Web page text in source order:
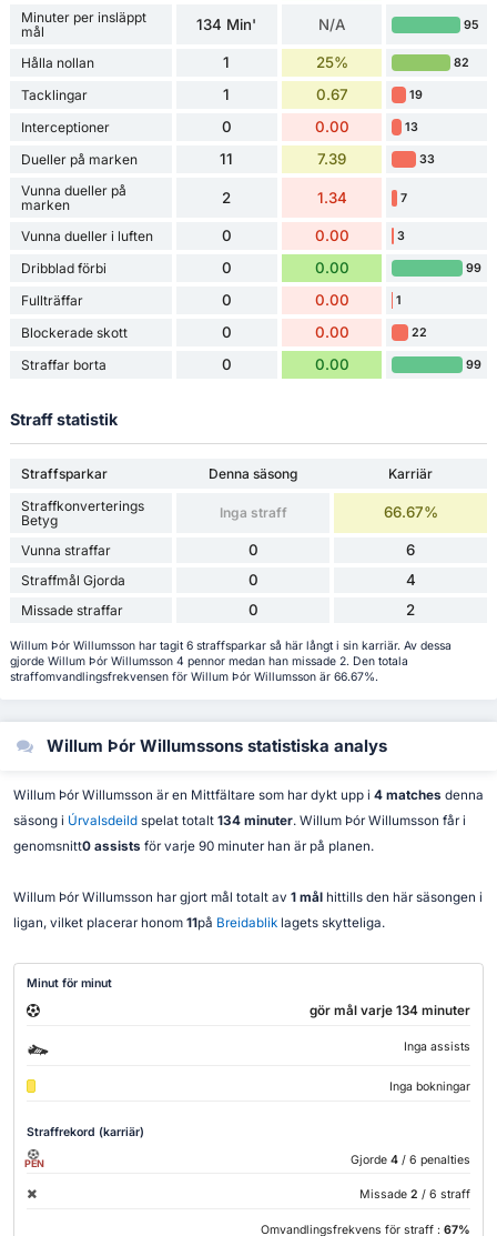
Minuter per insläppt
mål
134 Min' N/A 95
Hålla nollan 1 25% 82
Tacklingar 1 0.67 19
Interceptioner 0 0.00 13
Dueller på marken 11 7.39 33
Vunna dueller på
marken
2 1.34 7
Vunna dueller i luften 0 0.00 3
Dribblad förbi 0 0.00 99
Fullträffar 0 0.00 1
Blockerade skott 0 0.00 22
Straffar borta 0 0.00 99
Straff statistik
Straffsparkar Denna säsong
Karriär
Straffkonverterings
Betyg
Inga straff 66.67%
Vunna straffar 0 6
Straffmål Gjorda 0 4
Missade straffar 0 2
Willum Þór Willumsson har tagit 6 straffsparkar så här långt i sin karriär. Av dessa
gjorde Willum Þór Willumsson 4 pennor medan han missade 2. Den totala
straffomvandlingsfrekvensen för Willum Þór Willumsson är 66.67%.
Willum Þór Willumssons statistiska analys
Willum Þór Willumsson är en Mittfältare som har dykt upp i 4 matches denna
säsong i Úrvalsdeildspelat totalt 134 minuter. Willum Þór Willumsson får i
genomsnitt0 assists för varje 90 minuter han är på planen.
Willum Þór Willumsson har gjort mål totalt av 1 mål hittills den här säsongen i
ligan, vilket placerar honom 11på Breidabliklagets skytteliga.
Minut för minut
gör mål varje 134 minuter
Inga assists
Inga bokningar
Straffrekord (karriär)
PEN Gjorde 4 / 6 penalties
Missade 2 / 6 straff
Omvandlingsfrekvens för straff : 67%